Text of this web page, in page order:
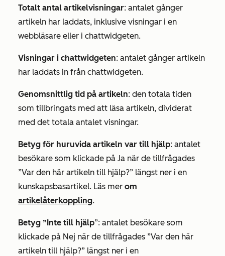
Totalt antal artikelvisningar: antalet gånger
artikeln har laddats, inklusive visningar i en
webbläsare eller i chattwidgeten.
Visningar i chattwidgeten: antalet gånger artikeln
har laddats in från chattwidgeten.
Genomsnittlig tid på artikeln: den totala tiden
som tillbringats med att läsa artikeln, dividerat
med det totala antalet visningar.
Betyg för huruvida artikeln var till hjälp: antalet
besökare som klickade på Ja när de tillfrågades
”Var den här artikeln till hjälp?” längst ner i en
kunskapsbasartikel. Läs mer om
artikelåterkoppling.
Betyg ”Inte till hjälp”: antalet besökare som
klickade på Nej när de tillfrågades ”Var den här
artikeln till hjälp?” längst ner i en